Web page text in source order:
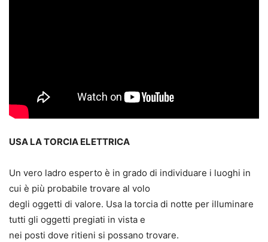
USA LA TORCIA ELETTRICA
Un vero ladro esperto è in grado di individuare i luoghi in
cui è più probabile trovare al volo
degli oggetti di valore. Usa la torcia di notte per illuminare
tutti gli oggetti pregiati in vista e
nei posti dove ritieni si possano trovare.